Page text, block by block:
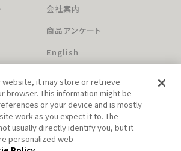
会社案内
商品アンケート
English
に掲載されている著作物の無断利用を禁じます。
website, it may store or retrieve
browser. This information might be
or your device and is mostly
work as you expect it to. The
usually directly identify you, but it
personalized web